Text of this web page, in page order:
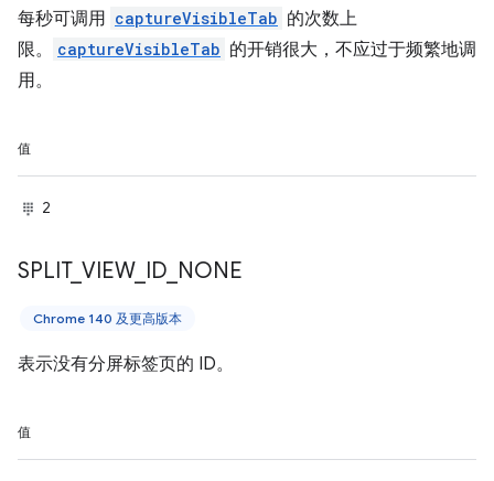
每秒可调用 captureVisibleTab 的次数上
限。
captureVisibleTab 的开销很大，不应过于频繁地调
用。
值
2
SPLIT_ VIEW_ ID NONE
Chrome 140 及更高版本
表示没有分屏标签页的 ID。
值